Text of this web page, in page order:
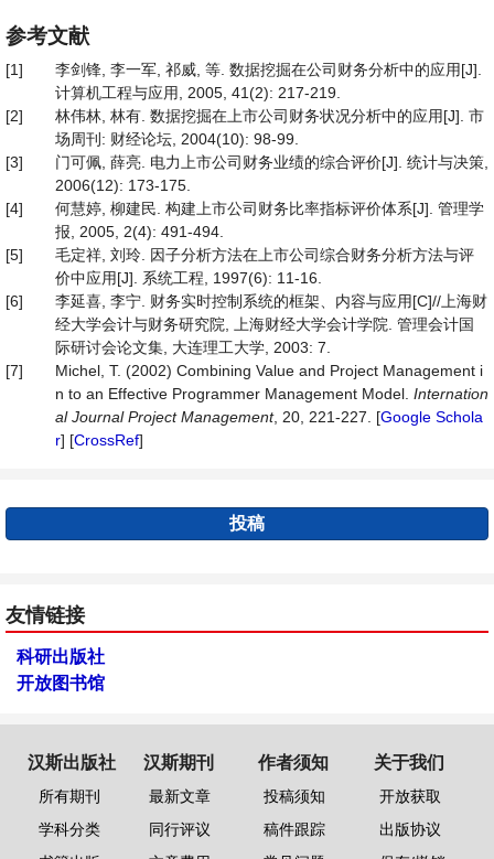
参考文献
[1]
李剑锋, 李一军, 祁威, 等. 数据挖掘在公司财务分析中的应用[J].
计算机工程与应用, 2005, 41(2): 217-219.
[2]
林伟林, 林有. 数据挖掘在上市公司财务状况分析中的应用[J]. 市
场周刊: 财经论坛, 2004(10): 98-99.
[3]
门可佩, 薛亮. 电力上市公司财务业绩的综合评价[J]. 统计与决策,
2006(12): 173-175.
[4]
何慧婷, 柳建民. 构建上市公司财务比率指标评价体系[J]. 管理学
报, 2005, 2(4): 491-494.
[5]
毛定祥, 刘玲. 因子分析方法在上市公司综合财务分析方法与评
价中应用[J]. 系统工程, 1997(6): 11-16.
[6]
李延喜, 李宁. 财务实时控制系统的框架、内容与应用[C]//上海财
经大学会计与财务研究院, 上海财经大学会计学院. 管理会计国
际研讨会论文集, 大连理工大学, 2003: 7.
[7]
Michel, T. (2002) Combining Value and Project Management i
n to an Effective Programmer Management Model. Internation
al Journal Project Management, 20, 221-227. [Google Schola
r] [CrossRef]
投稿
友情链接
科研出版社
开放图书馆
汉斯出版社
所有期刊
学科分类
汉斯期刊
最新文章
同行评议
作者须知
投稿须知
稿件跟踪
关于我们
开放获取
出版协议